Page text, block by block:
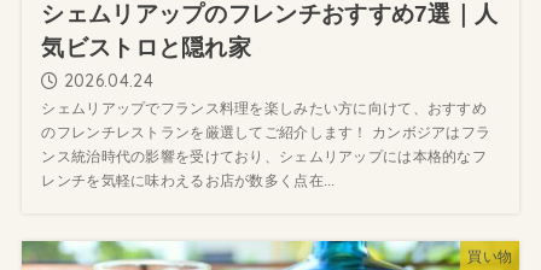
シェムリアップのフレンチおすすめ7選｜人
気ビストロと隠れ家
2026.04.24
シェムリアップでフランス料理を楽しみたい方に向けて、おすすめ
のフレンチレストランを厳選してご紹介します！ カンボジアはフラ
ンス統治時代の影響を受けており、シェムリアップには本格的なフ
レンチを気軽に味わえるお店が数多く点在...
買い物